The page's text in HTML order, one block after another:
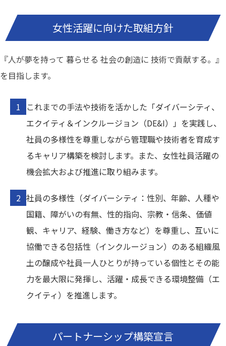
女性活躍に向けた取組方針
『人が夢を持って 暮らせる 社会の創造に 技術で貢献する。』
を目指します。
これまでの手法や技術を活かした「ダイバーシティ、
エクイティ＆インクルージョン（DE&I）」を実践し、
社員の多様性を尊重しながら管理職や技術者を育成す
るキャリア構築を検討します。また、女性社員活躍の
機会拡大および推進に取り組みます。
社員の多様性（ダイバーシティ：性別、年齢、人種や
国籍、障がいの有無、性的指向、宗教・信条、価値
観、キャリア、経験、働き方など）を尊重し、互いに
協働できる包括性（インクルージョン）のある組織風
土の醸成や社員一人ひとりが持っている個性とその能
力を最大限に発揮し、活躍・成長できる環境整備（エ
クイティ）を推進します。
パートナーシップ構築宣言